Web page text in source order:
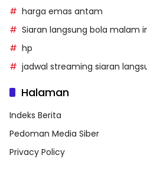
harga emas antam
Siaran langsung bola malam
hp
jadwal streaming siaran
Halaman
Indeks Berita
Pedoman Media Siber
Privacy Policy